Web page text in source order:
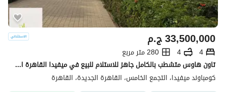
ج.م33,500,000
4
4
280 متر مربع
تاون هاوس متشطب بالكامل جاهز للاستلام للبيع في ميفيدا القاهرة الجديدة اعمار Mivida New Cairo Emaar
كومباوند ميفيدا، التجمع الخامس، القاهرة الجديدة، القاهرة